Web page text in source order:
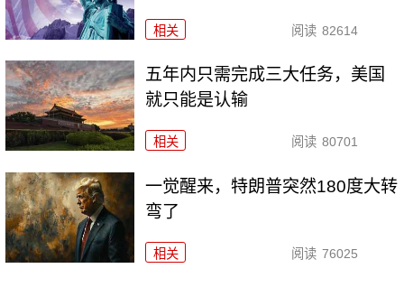
相关 阅读 82614
五年内只需完成三大任务，美国
就只能是认输
相关 阅读 80701
一觉醒来，特朗普突然180度大转
弯了
相关 阅读 76025